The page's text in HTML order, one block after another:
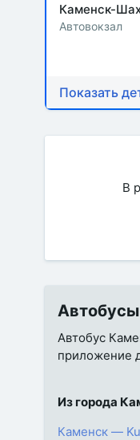
Каменск-
Автовокзал
Показать
В
Автобус
приложение
Из города
Каменск —